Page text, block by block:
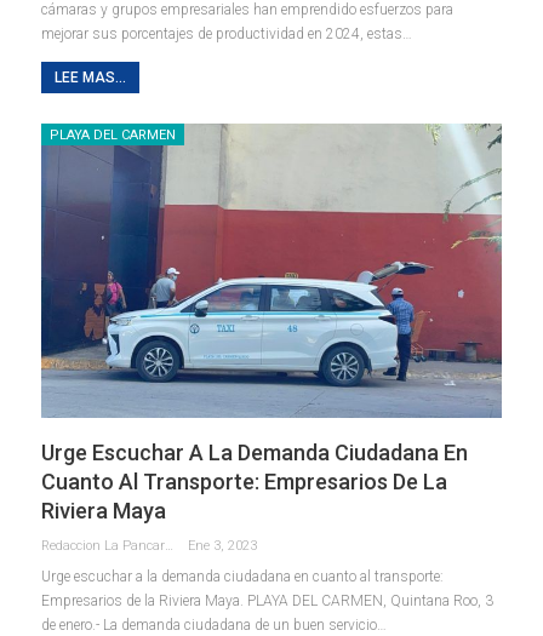
cámaras y grupos empresariales han emprendido esfuerzos para
mejorar sus porcentajes de productividad en 2024, estas…
LEE MAS...
PLAYA DEL CARMEN
Urge Escuchar A La Demanda Ciudadana En
Cuanto Al Transporte: Empresarios De La
Riviera Maya
Redaccion La Pancarta De Quintana Roo Ene 3, 2023
Urge escuchar a la demanda ciudadana en cuanto al transporte:
Empresarios de la Riviera Maya. PLAYA DEL CARMEN, Quintana Roo, 3
de enero.- La demanda ciudadana de un buen servicio…